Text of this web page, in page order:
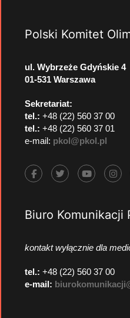
Polski Komitet
ul. Wybrzeże Gdyńskie 4
01-531 Warszawa
Sekretariat:
tel.: +48 (22) 560 37 00
tel.: +48 (22) 560 37 01
e-mail: pkol@pkol.pl
Biuro Komunikacji
kontakt wyłącznie dla
tel.: +48 (22) 560 37 00
e-mail: